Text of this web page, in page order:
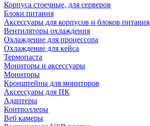
Корпуса стоечные, для серверов
Блоки питания
Аксессуары для корпусов и блоков питания
Вентиляторы охлаждения
Охлаждение для процессора
Охлаждение для кейса
Термопаста
Мониторы и аксессуары
Мониторы
Кронштейны для мониторов
Аксессуары для ПК
Адаптеры
Контроллеры
Веб камеры